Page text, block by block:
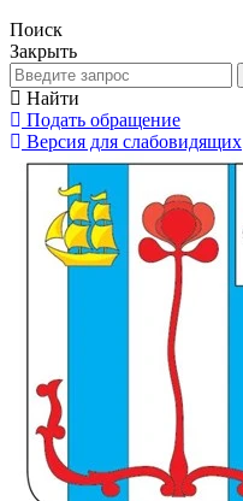
Поиск
Закрыть
Найти
Подать обращение
Версия для слабовидящих